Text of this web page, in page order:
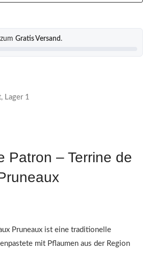
Gratis Versand .
, Lager 1
Patron – Terrine de
Pruneaux ist eine traditionelle
mit Pflaumen aus der Region